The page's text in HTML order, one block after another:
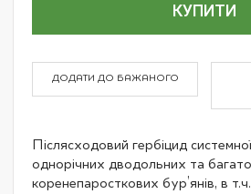
КУПИТИ
ДОДАТИ ДО БАЖАНОГО
Післясходовий гербіцид
однорічних дводольних та
коренепаросткових бур’янів, в